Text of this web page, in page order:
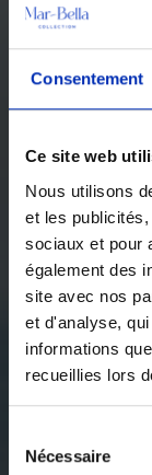
Consentement
Ce site web
Nous utilisons
et les
sociaux et pour
également des
site avec nos
et d'analyse,
informations
recueillies lors
desNécessaire